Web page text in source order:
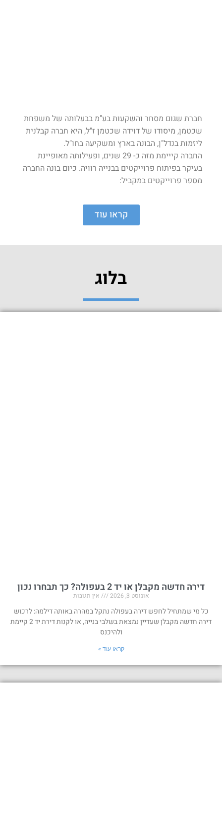
חברת שגום מסחר והשקעות בע"מ בבעלותה של משפחת
שכטמן, מיסודו של דוידה שכטמן ז"ל, היא חברה קבלנית
ליזמות בנדל"ן, הבונה בארץ ומשקיעה בחו"ל.
החברה קייימת מזה כ- 29 שנים, ופעילותה מאופיינת
בעיקר בפיתוח פרוייקטים בבנייה רוויה. כיום בונה החברה
מספר פרוייקטים במקביל:
קראו עוד
בלוג
דירה חדשה מקבלן או יד 2 בעפולה? כך תבחרו נכון
אוגוסט 3, 2026 אין תגובות
כל מי שמתחיל לחפש דירה בעפולה נתקל במהרה באותה דילמה: לרכוש
דירה חדשה מקבלן שעדיין נמצאת בשלבי בנייה, או לקנות דירת יד 2 קיימת
ולהיכנס
קראו עוד »